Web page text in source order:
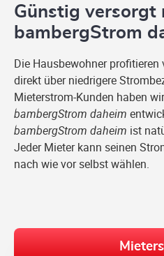
Günstig versorgt
bambergStrom
Die Hausbewohner
direkt über niedrigere
Mieterstrom-Kunden haben
bambergStrom daheim
bambergStrom daheim ist
Jeder Mieter kann seinen
nach wie vor selbst wählen.